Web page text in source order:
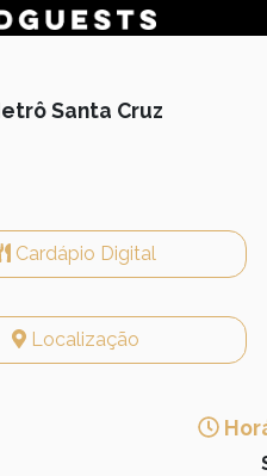
Santa Cruz
Cardápio Digital
Localização